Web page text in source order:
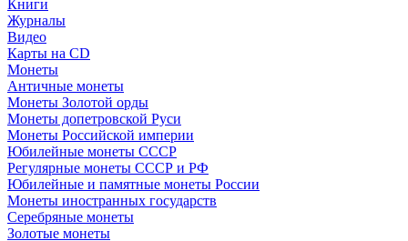
Книги
Журналы
Видео
Карты на CD
Монеты
Античные монеты
Монеты Золотой орды
Монеты допетровской Руси
Монеты Российской империи
Юбилейные монеты СССР
Регулярные монеты СССР и РФ
Юбилейные и памятные монеты России
Монеты иностранных государств
Серебряные монеты
Золотые монеты